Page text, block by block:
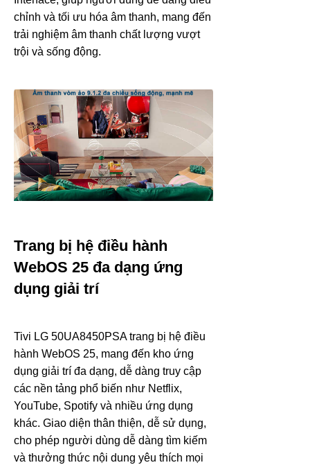
chỉnh và tối ưu hóa âm thanh, mang đến
trải nghiệm âm thanh chất lượng vượt
trội và sống động.
Trang bị hệ điều hành
WebOS 25 đa dạng ứng
dụng giải trí
Tivi LG 50UA8450PSA trang bị hệ điều
hành WebOS 25, mang đến kho ứng
dụng giải trí đa dạng, dễ dàng truy cập
các nền tảng phổ biến như Netflix,
YouTube, Spotify và nhiều ứng dụng
khác. Giao diện thân thiện, dễ sử dụng,
cho phép người dùng dễ dàng tìm kiếm
và thưởng thức nội dung yêu thích mọi